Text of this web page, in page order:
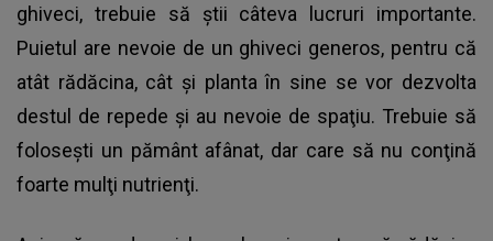
ghiveci, trebuie să ştii câteva lucruri importante.
Puietul are nevoie de un ghiveci generos, pentru că
atât rădăcina, cât şi planta în sine se vor dezvolta
destul de repede şi au nevoie de spaţiu. Trebuie să
foloseşti un pământ afânat, dar care să nu conţină
foarte mulţi nutrienţi.